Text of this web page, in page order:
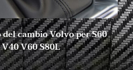
cambio Volvo per S60
V40 V60 S80L
Nessun commento